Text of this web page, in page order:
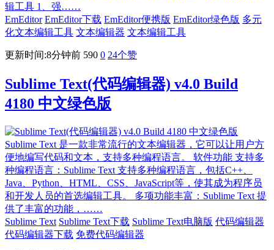
辑工具 1、强……
EmEditor EmEditor下载 EmEditor便携版 EmEditor绿色版 多元
化文本编辑工具 文本编辑器 文本编辑工具
更新时间:8分钟前 590 0 24个赞
Sublime Text(代码编辑器) v4.0 Build
4180 中文绿色版
Sublime Text 是一款非常流行的文本编辑器，它可以让用户方
便地编写代码和文本，支持多种编程语言。 软件功能 支持多
种编程语言：Sublime Text 支持多种编程语言，包括C++、
Java、Python、HTML、CSS、JavaScript等，使其成为程序员
和开发人员的首选编辑工具。 多项功能丰富：Sublime Text 提
供了丰富的功能，……
Sublime Text Sublime Text下载 Sublime Text电脑版 代码编辑器
代码编辑器下载 免费代码编辑器